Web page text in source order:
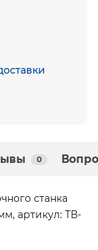
0
станка
артикул: ТВ-